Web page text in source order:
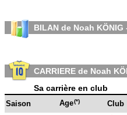
BILAN de Noah KÖNIG
CARRIERE de Noah
Sa carrière en club
Saison Age(*) Club